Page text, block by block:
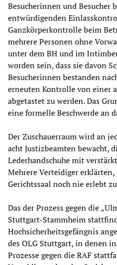
Besucherinnen und Besucher
entwürdigenden
Ganzkörperkontrolle beim
mehrere Personen ohne
unter dem BH und im
worden sein, dass sie davon
Besucherinnen bestanden
erneuten Kontrolle von einer
abgetastet zu werden. Das
eine formelle Beschwerde an
Der Zuschauerraum wird an
acht Justizbeamten bewacht,
Lederhandschuhe mit
Mehrere Verteidiger
Gerichtssaal noch nie erlebt
Das der Prozess gegen die
Stuttgart-Stammheim
Hochsicherheitsgefängnis
des OLG Stuttgart, in denen
Prozesse gegen die RAF